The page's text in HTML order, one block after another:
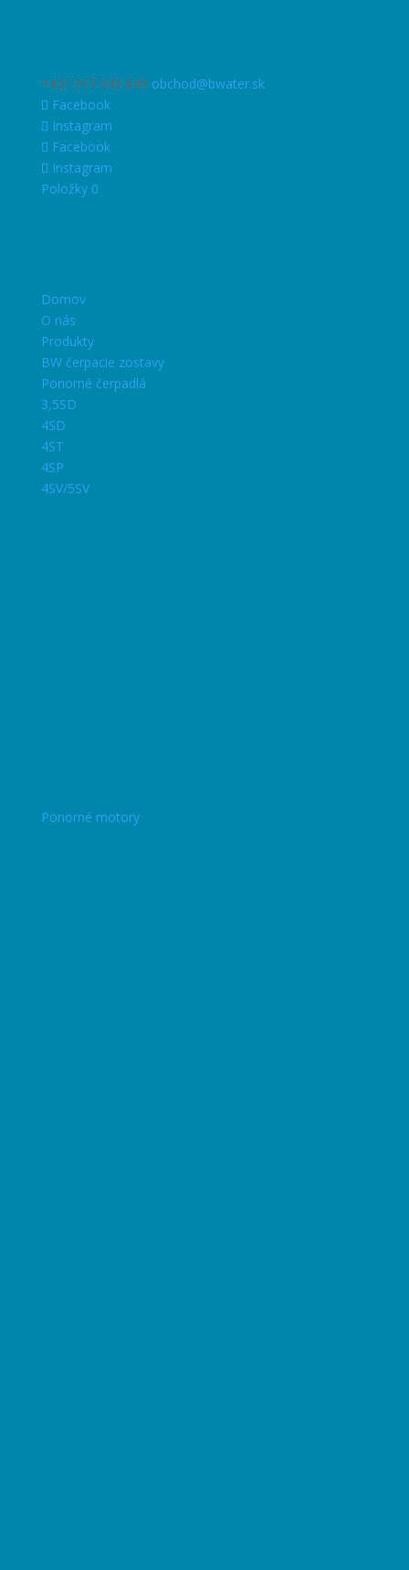
+421 917 045 849 obchod@bwater.sk
Facebook
Instagram
Facebook
Instagram
Položky 0
Domov
O nás
Produkty
BW čerpacie zostavy
Ponorné čerpadlá
3,5SD
4SD
4ST
4SP
4SV/5SV
Ponorné motory